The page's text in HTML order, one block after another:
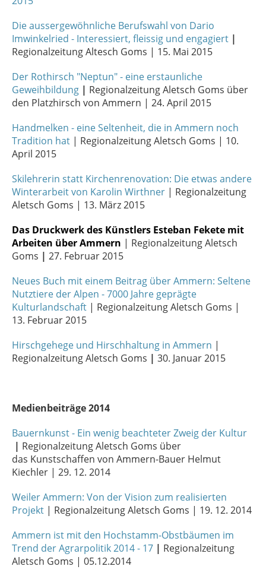
Die aussergewöhnliche Berufswahl von Dario
Imwinkelried - Interessiert, fleissig und engagiert |
Regionalzeitung Altesch Goms | 15. Mai 2015
Der Rothirsch "Neptun" - eine erstaunliche
Geweihbildung | Regionalzeitung Aletsch Goms über
den Platzhirsch von Ammern | 24. April 2015
Handmelken - eine Seltenheit, die in Ammern noch
Tradition hat | Regionalzeitung Aletsch Goms | 10.
April 2015
Skilehrerin statt Kirchenrenovation: Die etwas andere
Winterarbeit von Karolin Wirthner | Regionalzeitung
Aletsch Goms | 13. März 2015
Das Druckwerk des Künstlers Esteban Fekete mit
Arbeiten über Ammern | Regionalzeitung Aletsch
Goms | 27. Februar 2015
Neues Buch mit einem Beitrag über Ammern: Seltene
Nutztiere der Alpen - 7000 Jahre geprägte
Kulturlandschaft | Regionalzeitung Aletsch Goms |
13. Februar 2015
Hirschgehege und Hirschhaltung in Ammern |
Regionalzeitung Aletsch Goms | 30. Januar 2015
Medienbeiträge 2014
Bauernkunst - Ein wenig beachteter Zweig der Kultur
| Regionalzeitung Aletsch Goms über
das Kunstschaffen von Ammern-Bauer Helmut
Kiechler | 29. 12. 2014
Weiler Ammern: Von der Vision zum realisierten
Projekt | Regionalzeitung Aletsch Goms | 19. 12. 2014
Ammern ist mit den Hochstamm-Obstbäumen im
Trend der Agrarpolitik 2014 - 17 | Regionalzeitung
Aletsch Goms | 05.12.2014